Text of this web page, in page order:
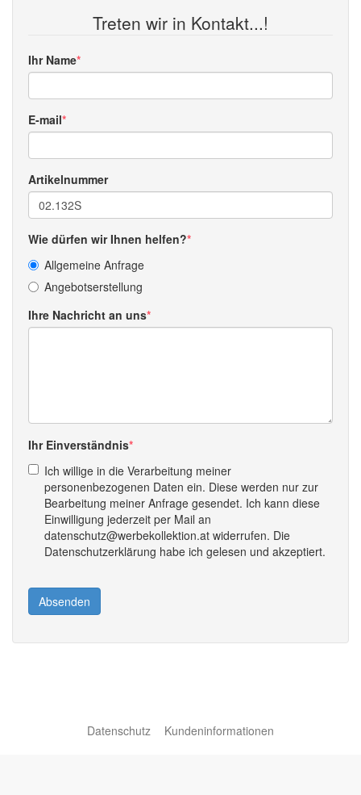
Treten wir in Kontakt...!
Ihr Name
E-mail
Artikelnummer
Wie dürfen wir Ihnen helfen?
Allgemeine Anfrage
Angebotserstellung
Ihre Nachricht an uns
Ihr Einverständnis
Ich willige in die Verarbeitung meiner
personenbezogenen Daten ein. Diese werden nur zur
Bearbeitung meiner Anfrage gesendet. Ich kann diese
Einwilligung jederzeit per Mail an
datenschutz@werbekollektion.at widerrufen. Die
Datenschutzerklärung habe ich gelesen und akzeptiert.
Absenden
Datenschutz Kundeninformationen